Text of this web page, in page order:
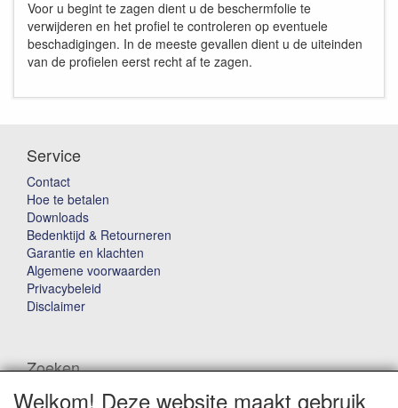
Voor u begint te zagen dient u de beschermfolie te
verwijderen en het profiel te controleren op eventuele
beschadigingen. In de meeste gevallen dient u de uiteinden
van de profielen eerst recht af te zagen.
Service
Contact
Hoe te betalen
Downloads
Bedenktijd & Retourneren
Garantie en klachten
Algemene voorwaarden
Privacybeleid
Disclaimer
Zoeken
Welkom! Deze website maakt gebruik